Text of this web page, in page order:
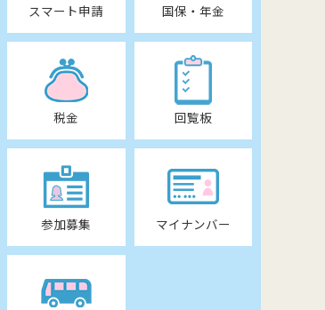
スマート申請 国保・年金
税金 回覧板
参加募集 マイナンバー